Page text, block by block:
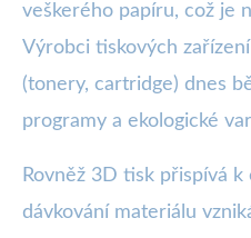
veškerého papíru, což je
Výrobci tiskových
(tonery, cartridge) dnes
programy a ekologické
Rovněž 3D tisk přispívá
dávkování materiálu